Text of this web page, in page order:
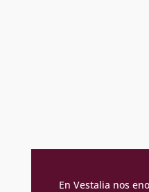
En Vestalia nos